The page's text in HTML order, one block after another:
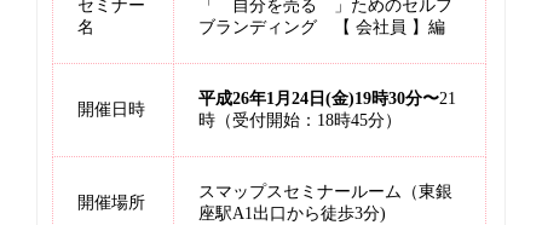
セミナー
名
「 自分を売る 」ためのセルフ
ブランディング 【 会社員 】編
開催日時
平成26年1月24日(金)19時30分〜21
時（受付開始：18時45分）
開催場所
スマップスセミナールーム（東銀
座駅A1出口から徒歩3分)